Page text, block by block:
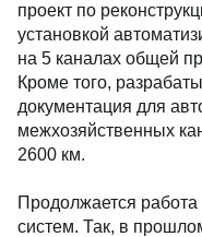
проект по
установкой
на 5 каналах общей
Кроме того,
документация для
межхозяйственных
2600 км.
Продолжается
систем. Так, в